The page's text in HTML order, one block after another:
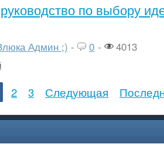
по выбору
Админ ;) - 0 - 4013
2 3 Следующая